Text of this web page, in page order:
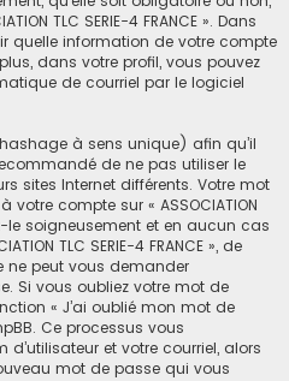
TLC SERIE-4 FRANCE ». Dans
quelle information de votre compte
dans votre profil, vous pouvez
de courriel par le logiciel
à sens unique) afin qu’il
de ne pas utiliser le
sites Internet différents. Votre mot
compte sur « ASSOCIATION
le soigneusement et en aucun cas
TLC SERIE-4 FRANCE », de
ne peut vous demander
Si vous oubliez votre mot de
« J’ai oublié mon mot de
Ce processus vous
et votre courriel, alors
mot de passe qui vous